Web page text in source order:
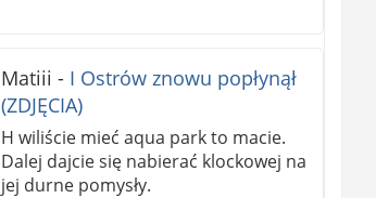
Matiii - I Ostrów znowu popłynął
(ZDJĘCIA)
H wiliście mieć aqua park to macie.
Dalej dajcie się nabierać klockowej na
jej durne pomysły.